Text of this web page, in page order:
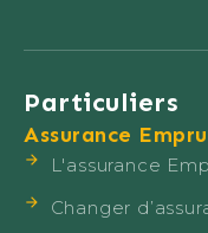
Particuliers
Assurance
L'assurance
Changer